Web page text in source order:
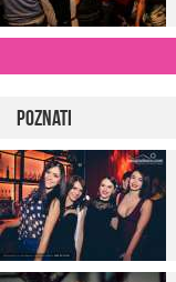
Poznati